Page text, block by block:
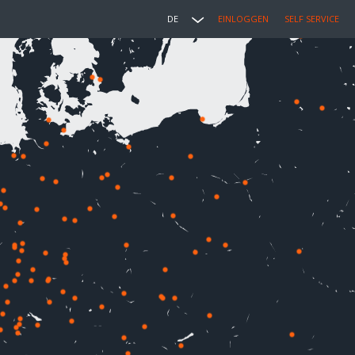
DE EINLOGGEN SELF SERVICE